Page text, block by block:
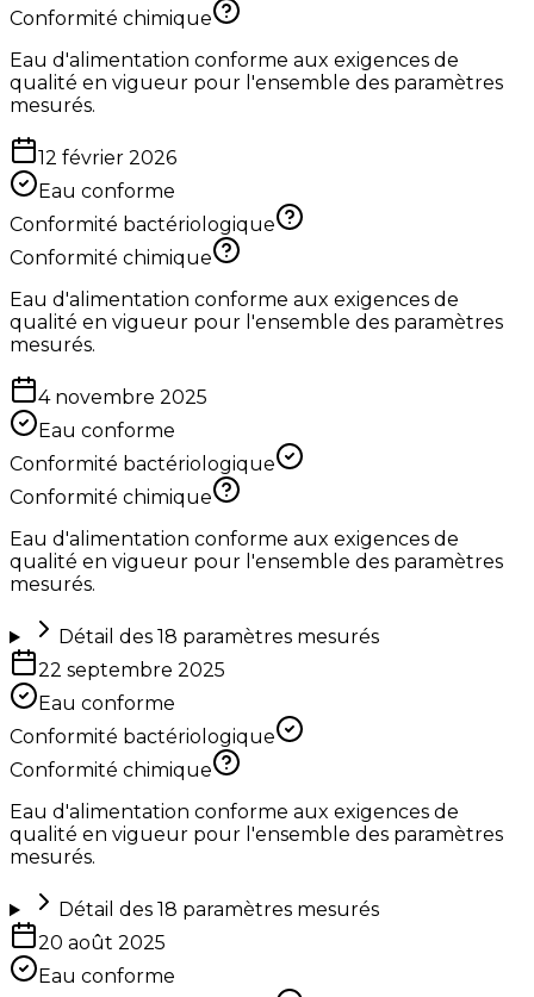
Conformité chimique
Eau d'alimentation conforme aux exigences de
qualité en vigueur pour l'ensemble des paramètres
mesurés.
12 février 2026
Eau conforme
Conformité bactériologique
Conformité chimique
Eau d'alimentation conforme aux exigences de
qualité en vigueur pour l'ensemble des paramètres
mesurés.
4 novembre 2025
Eau conforme
Conformité bactériologique
Conformité chimique
Eau d'alimentation conforme aux exigences de
qualité en vigueur pour l'ensemble des paramètres
mesurés.
Détail des 18 paramètres mesurés
22 septembre 2025
Eau conforme
Conformité bactériologique
Conformité chimique
Eau d'alimentation conforme aux exigences de
qualité en vigueur pour l'ensemble des paramètres
mesurés.
Détail des 18 paramètres mesurés
20 août 2025
Eau conforme